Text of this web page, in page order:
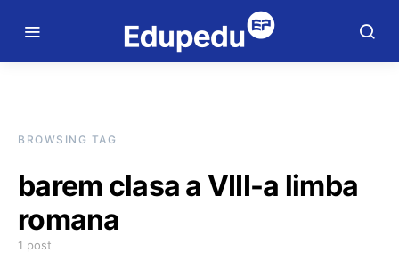
BROWSING TAG
barem clasa a VIII-a limba
romana
1 post